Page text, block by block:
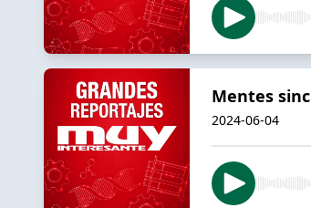
Mentes
2024-06-04